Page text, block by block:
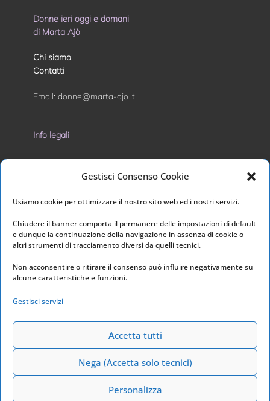
Gestisci Consenso Cookie
Usiamo cookie per ottimizzare il nostro sito web ed i nostri servizi.
Chiudere il banner comporta il permanere delle impostazioni di default
e dunque la continuazione della navigazione in assenza di cookie o
altri strumenti di tracciamento diversi da quelli tecnici.
Non acconsentire o ritirare il consenso può influire negativamente su
alcune caratteristiche e funzioni.
Gestisci servizi
Accetta tutti
Nega (Accetta solo tecnici)
Personalizza
Donne ieri oggi e domani
di Marta Ajò
Chi siamo
Contatti
Email: donne@marta-ajo.it
Info legali
Privacy Policy
Cookie Policy